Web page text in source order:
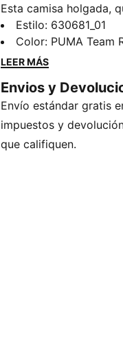
Esta camisa holgada,
LaMelo Ball y PUMA
imprescindible para
una onda relajada y
CARACTERÍSTICAS Y
Producto fabricado
excepción de tirantes
DETALLES
Estilo: 630681_01
Color: PUMA Team
LEER MÁS
Envios y
Envío estándar gratis
impuestos y
que califiquen.